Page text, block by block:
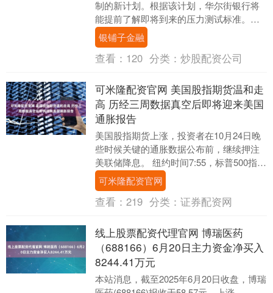
制的新计划。根据该计划，华尔街银行将
能提前了解即将到来的压力测试标准。根
据周五公布的文件，美联储的计划旨在改
进部分模型设计，....
银铺子金融
查看： 120 分类： 炒股配资公司
可米隆配资官网 美国股指期货温和走
高 历经三周数据真空后即将迎来美国
通胀报告
美国股指期货上涨，投资者在10月24日晚
些时候关键的通胀数据公布前，继续押注
美联储降息。 纽约时间7:55，标普500指数
期货涨0.3%，科技股引领涨势，有望使....
可米隆配资官网
查看： 219 分类： 证券配资网
线上股票配资代理官网 博瑞医药
（688166）6月20日主力资金净买入
8244.41万元
本站消息，截至2025年6月20日收盘，博瑞